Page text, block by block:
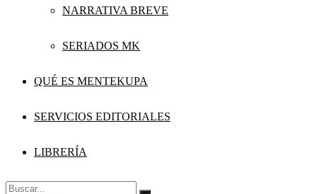
NARRATIVA BREVE
SERIADOS MK
QUÉ ES MENTEKUPA
SERVICIOS EDITORIALES
LIBRERÍA